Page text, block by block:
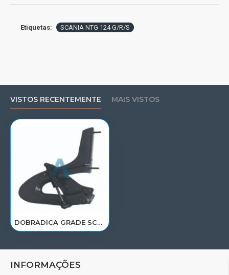
Etiquetas: SCANIA NTG 124 G/R/S
VISTOS RECENTEMENTE MAIS VISTOS
DOBRADICA GRADE SCANIA NTG INFERIOR LD 2650885/2492752
INFORMAÇÕES